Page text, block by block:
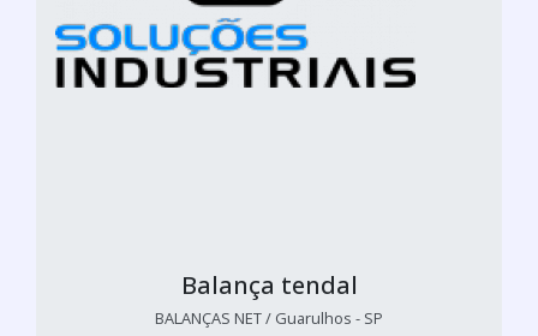
Balança tendal
BALANÇAS NET / Guarulhos - SP